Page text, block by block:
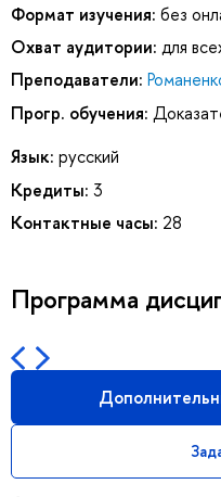
Формат изучения: без
Охват аудитории: для
Преподаватели:
Прогр. обучения:
Язык: русский
Кредиты: 3
Контактные часы: 28
Программа